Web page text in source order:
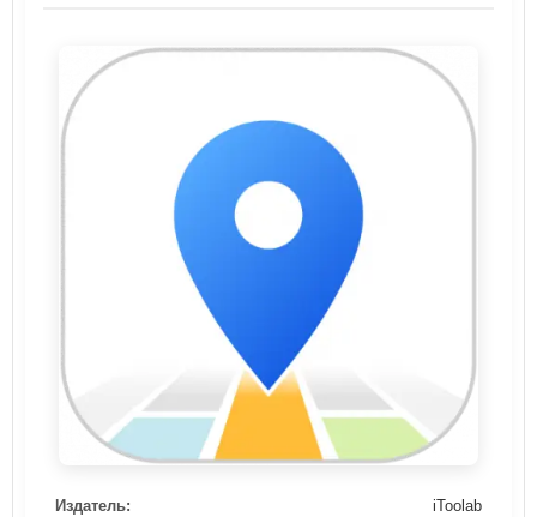
Издатель: iToolab